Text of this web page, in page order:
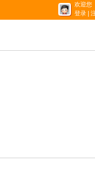
欢迎您
登录